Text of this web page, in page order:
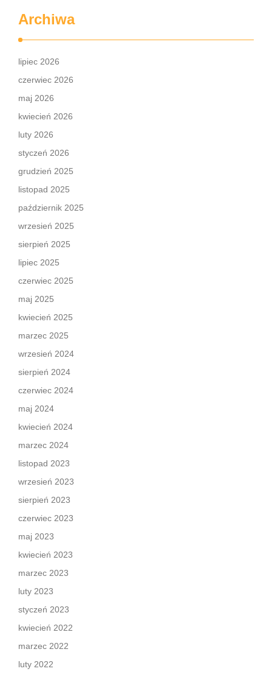
Archiwa
lipiec 2026
czerwiec 2026
maj 2026
kwiecień 2026
luty 2026
styczeń 2026
grudzień 2025
listopad 2025
październik 2025
wrzesień 2025
sierpień 2025
lipiec 2025
czerwiec 2025
maj 2025
kwiecień 2025
marzec 2025
wrzesień 2024
sierpień 2024
czerwiec 2024
maj 2024
kwiecień 2024
marzec 2024
listopad 2023
wrzesień 2023
sierpień 2023
czerwiec 2023
maj 2023
kwiecień 2023
marzec 2023
luty 2023
styczeń 2023
kwiecień 2022
marzec 2022
luty 2022